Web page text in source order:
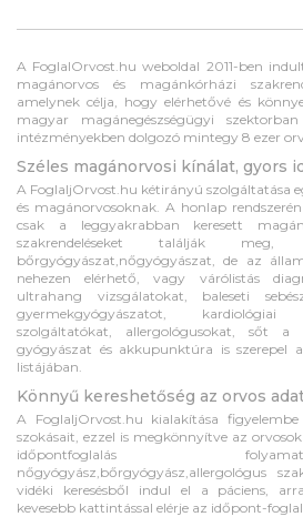
A FoglalOrvost.hu weboldal 2011-ben
magánorvos és magánkórházi
amelynek célja, hogy elérhetővé és
magyar magánegészségügyi
intézményekben dolgozó mintegy 8 ezer
Széles magánorvosi kínálat, gyors
A FoglaljOrvost.hu kétirányú szolgáltatása
és magánorvosoknak. A honlap
csak a leggyakrabban keresett
szakrendeléseket találják
bőrgyógyászat,nőgyógyászat, de az
nehezen elérhető, vagy várólistás
ultrahang vizsgálatokat, baleseti
gyermekgyógyászatot, kardiológiai
szolgáltatókat, allergológusokat, sőt a
gyógyászat és akkupunktúra is szerepel
listájában.
Könnyű kereshetőség az orvos
A FoglaljOrvost.hu kialakítása figyelembe
szokásait, ezzel is megkönnyítve az orvosok
időpontfoglalás
nőgyógyász,bőrgyógyász,allergológus
vidéki keresésből indul el a páciens,
kevesebb kattintással elérje az időpont-